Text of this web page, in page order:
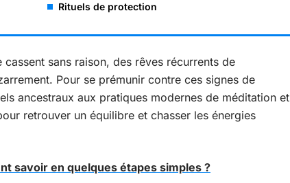
Rituels de protection
sans raison, des rêves récurrents de
Pour se prémunir contre ces signes de
ancestraux aux pratiques modernes de méditation et
retrouver un équilibre et chasser les énergies
savoir en quelques étapes simples ?